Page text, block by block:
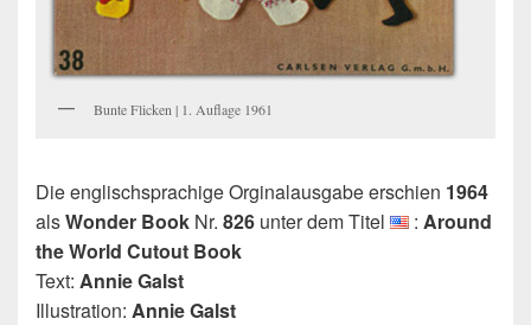
Bunte Flicken | 1. Auflage 1961
Die englischsprachige Orginalausgabe erschien 1964
alsWonder Book Nr. 826 unter dem Titel : Around
the World Cutout Book
Text: Annie Galst
Illustration: Annie Galst